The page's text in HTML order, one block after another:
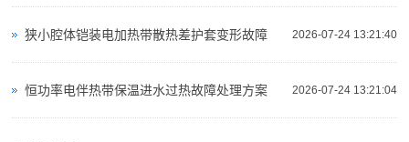
2026-07-24 13:21:40
狭小腔体铠装电加热带散热差护套变形故障
2026-07-24 13:21:04
恒功率电伴热带保温进水过热故障处理方案